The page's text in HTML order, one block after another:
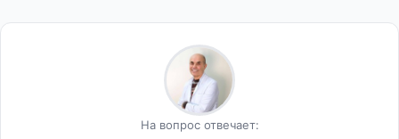
На вопрос отвечает: